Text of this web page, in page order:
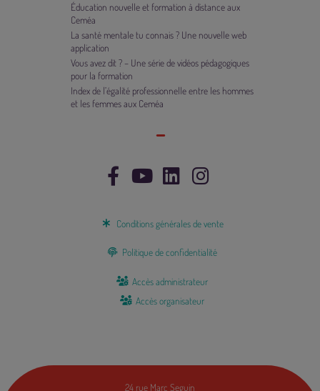
Éducation nouvelle et formation à distance aux
Ceméa
La santé mentale tu connais ? Une nouvelle web
application
Vous avez dit ? – Une série de vidéos pédagogiques
pour la formation
Index de l’égalité professionnelle entre les hommes
et les femmes aux Ceméa
Conditions générales de vente
Politique de confidentialité
Accès administrateur
Accès organisateur
24 rue Marc Seguin